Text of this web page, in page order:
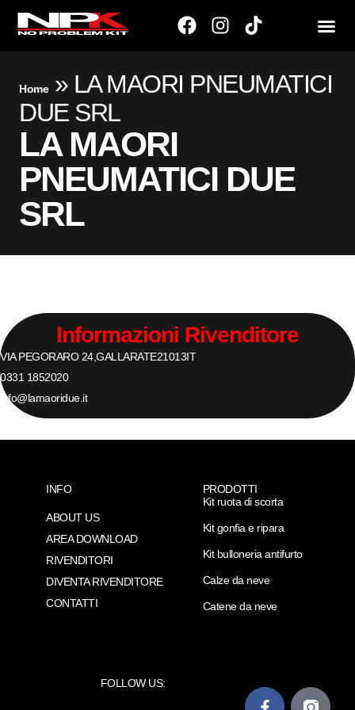
Home» LA MAORI PNEUMATICI
DUE SRL
LA MAORI
PNEUMATICI DUE
SRL
Informazioni Rivenditore
VIA PEGORARO 24,GALLARATE21013IT
0331 1852020
info@lamaoridue.it
INFO
ABOUT US
AREA DOWNLOAD
RIVENDITORI
DIVENTA RIVENDITORE
CONTATTI
PRODOTTI
Kit ruota di scorta
Kit gonfia e ripara
Kit bulloneria antifurto
Calze da neve
Catene da neve
FOLLOW US: